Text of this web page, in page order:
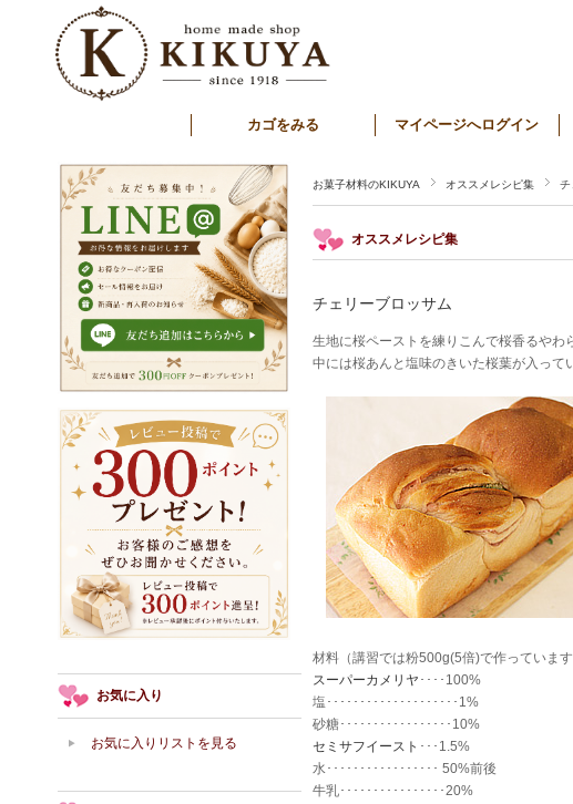
カゴをみる マイページへログイン
お菓子材料のKIKUYA オススメレシピ集 チ
オススメレシピ集
チェリーブロッサム
生地に桜ペーストを練りこんで桜香るやわ
中には桜あんと塩味のきいた桜葉が入って
材料（講習では粉500g(5倍)で作っています
スーパーカメリヤ ････100%
塩････････････････････1%
砂糖･････････････････10%
セミサフイースト ･･･1.5%
水･････････････････ 50%前後
牛乳････････････････20%
お気に入り
お気に入りリストを見る